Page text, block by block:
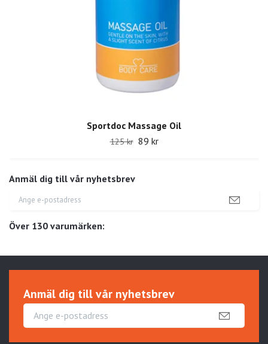
Anmäl dig till vår nyhetsbrev
Över 130 varumärken:
Sportdoc Massage Oil
125 kr 89 kr
Anmäl dig till vår nyhetsbrev